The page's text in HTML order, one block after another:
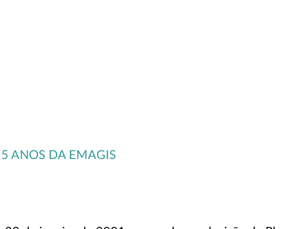
ANOS DA EMAGIS